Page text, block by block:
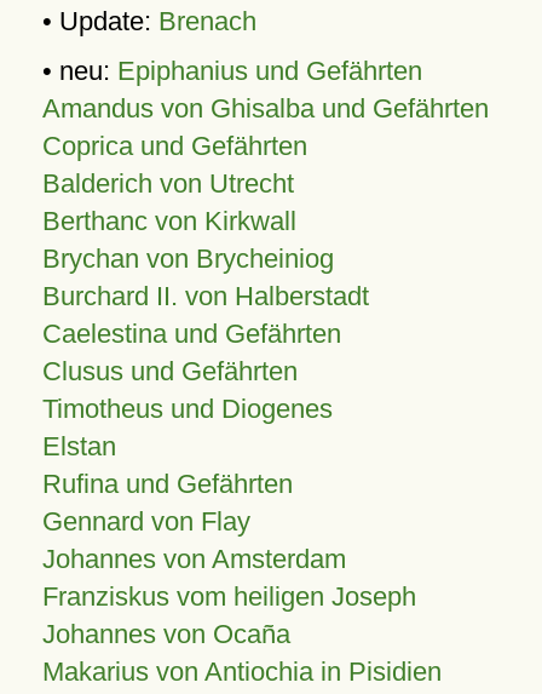
• Update: Brenach
• neu: Epiphanius und Gefährten
Amandus von Ghisalba und Gefährten
Coprica und Gefährten
Balderich von Utrecht
Berthanc von Kirkwall
Brychan von Brycheiniog
Burchard II. von Halberstadt
Caelestina und Gefährten
Clusus und Gefährten
Timotheus und Diogenes
Elstan
Rufina und Gefährten
Gennard von Flay
Johannes von Amsterdam
Franziskus vom heiligen Joseph
Johannes von Ocaña
Makarius von Antiochia in Pisidien